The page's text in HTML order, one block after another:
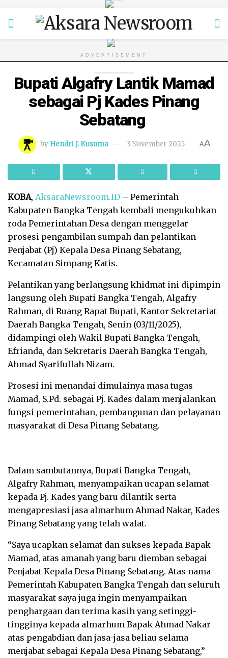
ADVERTISEMENT
Bupati Algafry Lantik Mamad
sebagai Pj Kades Pinang
Sebatang
by Hendri J. Kusuma 3 November 2025 AA
KOBA, AksaraNewsroom.ID – Pemerintah
Kabupaten Bangka Tengah kembali mengukuhkan
roda Pemerintahan Desa dengan menggelar
prosesi pengambilan sumpah dan pelantikan
Penjabat (Pj) Kepala Desa Pinang Sebatang,
Kecamatan Simpang Katis.
Pelantikan yang berlangsung khidmat ini dipimpin
langsung oleh Bupati Bangka Tengah, Algafry
Rahman, di Ruang Rapat Bupati, Kantor Sekretariat
Daerah Bangka Tengah, Senin (03/11/2025),
didampingi oleh Wakil Bupati Bangka Tengah,
Efrianda, dan Sekretaris Daerah Bangka Tengah,
Ahmad Syarifullah Nizam.
Prosesi ini menandai dimulainya masa tugas
Mamad, S.Pd. sebagai Pj. Kades dalam menjalankan
fungsi pemerintahan, pembangunan dan pelayanan
masyarakat di Desa Pinang Sebatang.
Dalam sambutannya, Bupati Bangka Tengah,
Algafry Rahman, menyampaikan ucapan selamat
kepada Pj. Kades yang baru dilantik serta
mengapresiasi jasa almarhum Ahmad Nakar, Kades
Pinang Sebatang yang telah wafat.
“Saya ucapkan selamat dan sukses kepada Bapak
Mamad, atas amanah yang baru diemban sebagai
Penjabat Kepala Desa Pinang Sebatang. Atas nama
Pemerintah Kabupaten Bangka Tengah dan seluruh
masyarakat saya juga ingin menyampaikan
penghargaan dan terima kasih yang setinggi-
tingginya kepada almarhum Bapak Ahmad Nakar
atas pengabdian dan jasa-jasa beliau selama
menjabat sebagai Kepala Desa Pinang Sebatang,”